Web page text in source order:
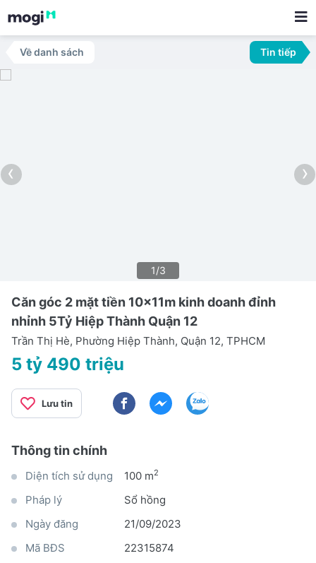
Về danh sách Tin tiếp
‹ ›
1/3
Căn góc 2 mặt tiền 10x11m kinh doanh đỉnh
nhỉnh 5Tỷ Hiệp Thành Quận 12
Trần Thị Hè, Phường Hiệp Thành, Quận 12, TPHCM
5 tỷ 490 triệu
Lưu tin
Thông tin chính
Diện tích sử dụng 100 m2
Pháp lý
Sổ hồng
Ngày đăng
21/09/2023
Mã BĐS
22315874